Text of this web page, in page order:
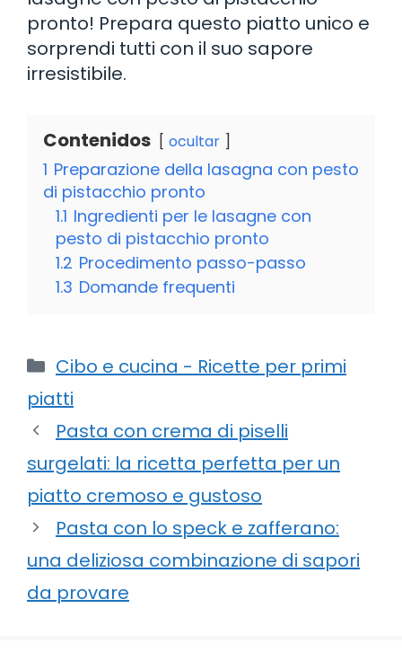
pronto! Prepara questo piatto unico e
sorprendi tutti con il suo sapore
irresistibile.
Contenidos ocultar
1 Preparazione della lasagna con pesto
di pistacchio pronto
1.1 Ingredienti per le lasagne con
pesto di pistacchio pronto
1.2 Procedimento passo-passo
1.3 Domande frequenti
Categorie
Cibo e cucina - Ricette per primi
piatti
Pasta con crema di piselli
surgelati: la ricetta perfetta per un
piatto cremoso e gustoso
Pasta con lo speck e zafferano:
una deliziosa combinazione di sapori
da provare